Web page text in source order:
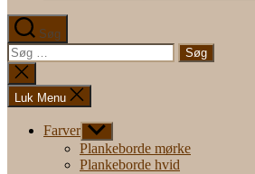
Søg
Søg
efter:
Luk
søgning
Luk Menu
Farver Vis
undermenu
Plankeborde mørke
Plankeborde hvid